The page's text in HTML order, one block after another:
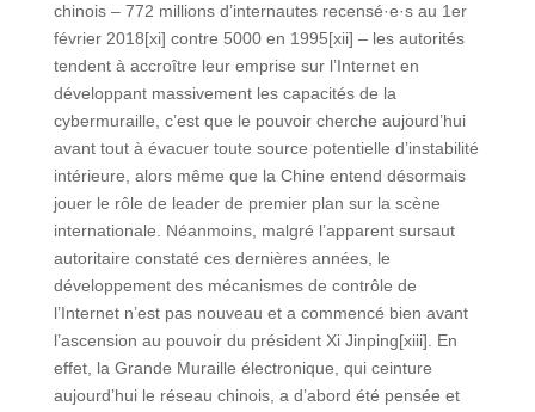
chinois – 772 millions d’internautes recensé·e·s au 1er
février 2018[xi] contre 5000 en 1995[xii] – les autorités
tendent à accroître leur emprise sur l’Internet en
développant massivement les capacités de la
cybermuraille, c’est que le pouvoir cherche aujourd’hui
avant tout à évacuer toute source potentielle d’instabilité
intérieure, alors même que la Chine entend désormais
jouer le rôle de leader de premier plan sur la scène
internationale. Néanmoins, malgré l’apparent sursaut
autoritaire constaté ces dernières années, le
développement des mécanismes de contrôle de
l’Internet n’est pas nouveau et a commencé bien avant
l’ascension au pouvoir du président Xi Jinping[xiii]. En
effet, la Grande Muraille électronique, qui ceinture
aujourd’hui le réseau chinois, a d’abord été pensée et